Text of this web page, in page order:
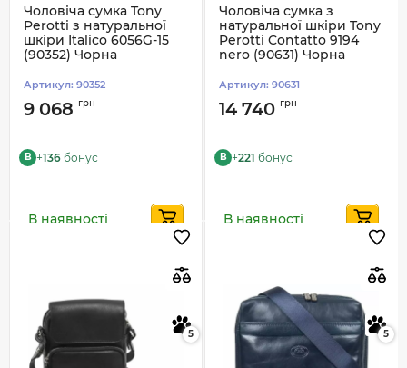
Чоловіча сумка Tony
Perotti з натуральної
шкіри Italico 6056G-15
(90352) Чорна
Артикул: 90352
9 068 грн
B +136 бонус
В наявності
Чоловіча сумка з
натуральної шкіри Tony
Perotti Contatto 9194
nero (90631) Чорна
Артикул: 90631
14 740 грн
B +221 бонус
В наявності
5 5